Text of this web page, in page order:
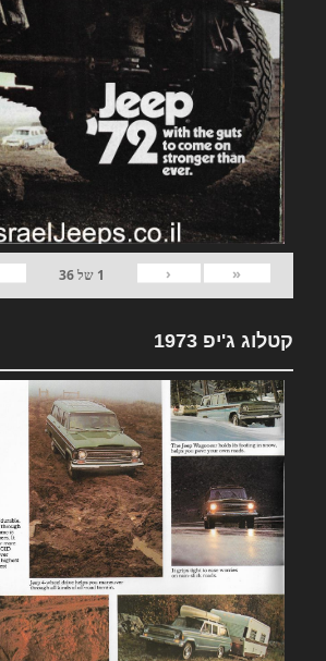
«
‹
1 של36
קטלוג ג'יפ 1973